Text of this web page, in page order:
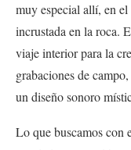
muy especial allí, en
incrustada en la roca.
viaje interior para la
grabaciones de
un diseño sonoro
Lo que buscamos con